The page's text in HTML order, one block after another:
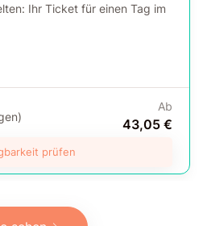
Ihr Ticket für einen Tag im
Ab
43,05 €
prüfen